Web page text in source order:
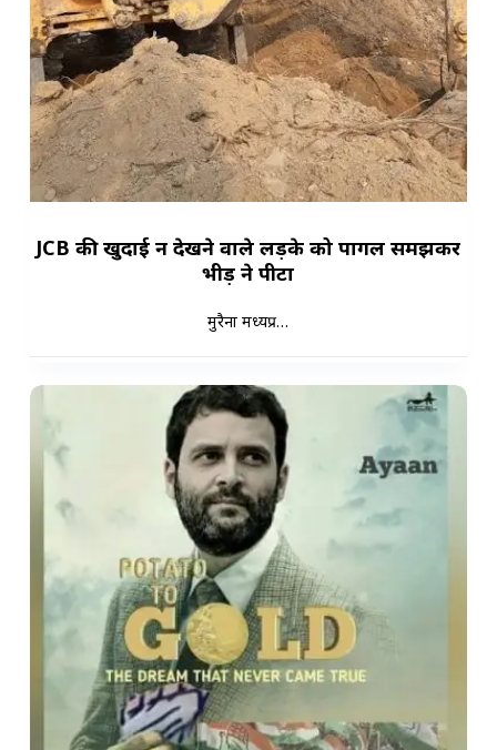
JCB की खुदाई न देखने वाले लड़के को पागल समझकर
भीड़ ने पीटा
मुरैना मध्यप्र…